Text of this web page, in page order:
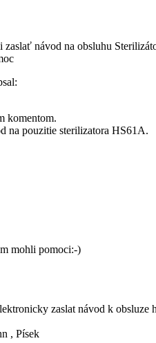
zaslať návod na obsluhu
komentom.
na pouzitie sterilizatora HS61A.
mohli pomoci:-)
zaslat návod k obsluze
, Písek